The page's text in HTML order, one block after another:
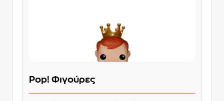
Pop! Φιγούρες